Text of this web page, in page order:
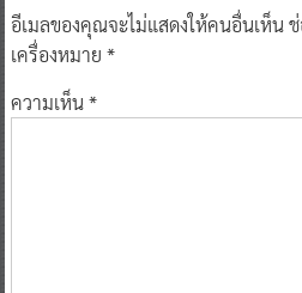
อีเมลของคุณจะไม่แสดงให้คนอื่นเห็น
เครื่องหมาย *
ความเห็น*